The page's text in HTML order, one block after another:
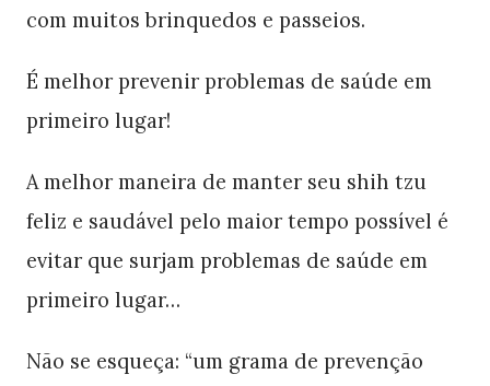
com muitos brinquedos e passeios.
É melhor prevenir problemas de saúde em
primeiro lugar!
A melhor maneira de manter seu shih tzu
feliz e saudável pelo maior tempo possível é
evitar que surjam problemas de saúde em
primeiro lugar…
Não se esqueça: “um grama de prevenção